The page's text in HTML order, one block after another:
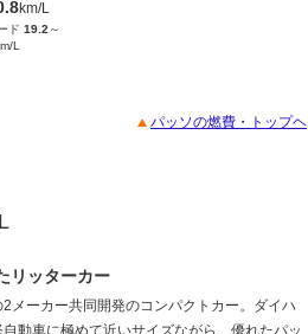
km/L
ド 19.2 ～
L
パッソの燃費・トップヘ
リッターカー
メーカー共同開発のコンパクトカー。ダイハ
動車に極めて近いサイズながら、優れたパッ